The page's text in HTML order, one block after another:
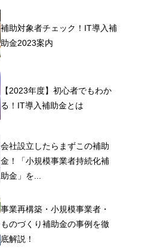
補助対象者チェック！IT導入補
助金2023案内
【2023年度】初心者でもわか
る！IT導入補助金とは
会社設立したらまずこの補助
金！「小規模事業者持続化補
助金」を...
事業再構築・小規模事業者・
ものづくり補助金の事例を徹
底解説！